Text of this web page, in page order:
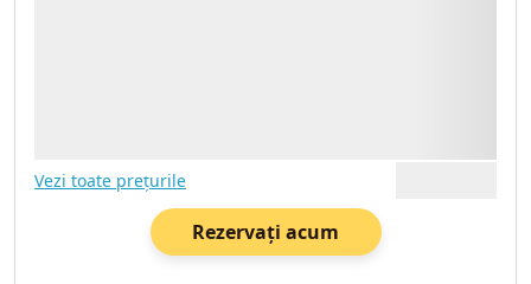
Vezi toate prețurile
Rezervați acum